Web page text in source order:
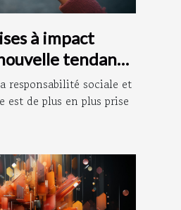
à impact
tendance
des affaires
responsabilité sociale et
est de plus en plus prise